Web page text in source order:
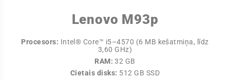
Lenovo M93p
Procesors: Intel® Core™ i5–4570 (6 MB kešatmiņa, līdz
3,60 GHz)
RAM: 32 GB
Cietais disks: 512 GB SSD